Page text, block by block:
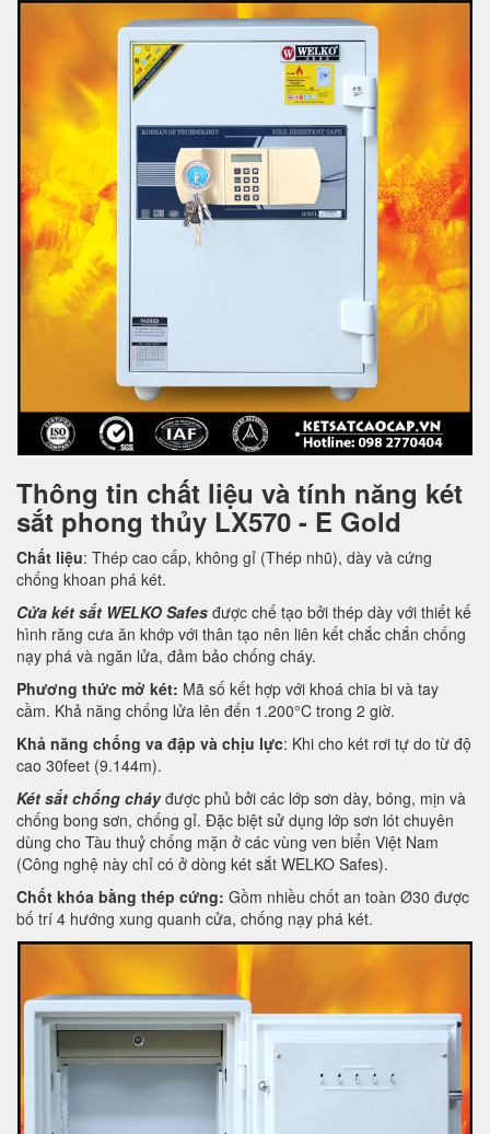
Thông tin chất liệu và tính năng két
sắt phong thủy LX570 - E Gold
Chất liệu: Thép cao cấp, không gỉ (Thép nhũ), dày và cứng
chống khoan phá két.
Cửa két sắt WELKO Safes được chế tạo bởi thép dày với thiết kế
hình răng cưa ăn khớp với thân tạo nên liên kết chắc chắn chống
nạy phá và ngăn lửa, đảm bảo chống cháy.
Phương thức mở két: Mã số kết hợp với khoá chia bi và tay
cầm. Khả năng chống lửa lên đến 1.200°C trong 2 giờ.
Khả năng chống va đập và chịu lực: Khi cho két rơi tự do từ độ
cao 30feet (9.144m).
Két sắt chống cháyđược phủ bởi các lớp sơn dày, bóng, mịn và
chống bong sơn, chống gỉ. Đặc biệt sử dụng lớp sơn lót chuyên
dùng cho Tàu thuỷ chống mặn ở các vùng ven biển Việt Nam
(Công nghệ này chỉ có ở dòng két sắt WELKO Safes).
Chốt khóa bằng thép cứng: Gồm nhiều chốt an toàn Ø30 được
bố trí 4 hướng xung quanh cửa, chống nạy phá két.